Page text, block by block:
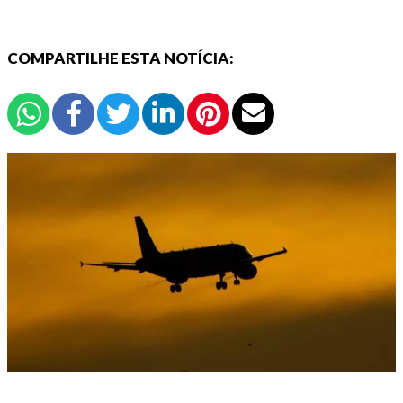
COMPARTILHE ESTA NOTÍCIA: